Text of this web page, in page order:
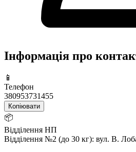
Інформація про
📱
Телефон
380953731455
Копіювати
📦
Відділення НП
Відділення №2 (до 30 кг): вул. В.